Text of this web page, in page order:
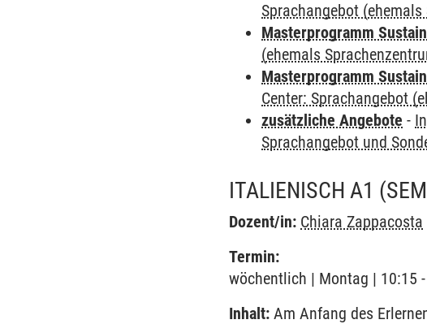
Sprachangebot
Masterprogramm
(ehemals
Masterprogramm
Center: Sprachangebot
zusätzliche Angebote -
Sprachangebot und
ITALIENISCH A1
Dozent/in: Chiara Zappacosta
Termin:
wöchentlich | Montag | 10:15
Inhalt: Am Anfang des